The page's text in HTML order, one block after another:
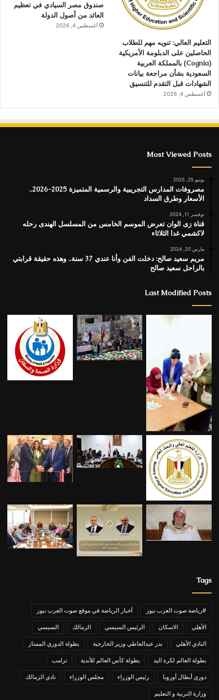
التعليم العالي: تنويه مهم للطلاب
الحاصلين على الدبلومة الأمريكية
(Cognia) بالمملكة العربية
السعودية بشأن مراجعة بيانات
الشهادات قبل التقدم للتنسيق
أغسطس 4, 2026
صندوق مصر السيادي في تعظيم
العائد من أصول الدولة
أغسطس 4, 2026
Most Viewed Posts
يونيو 25, 2025
مصروفات المدارس التجريبية والرسمية المتميزة 2025-2026..
الأسعار وطرق السداد
نوفمبر 11, 2024
قناة زى الوان تعرض الموسم الخامس من المسلسل الهندى رحله
لاكشمي غدا الثلاثاء
مارس 20, 2024
مريم سعيد صالح: دخلت الفن وأنا عندي 37 سنة.. وهذه حقيقة قرابتي
بالراحل سعيد صالح
Last Modified Posts
Tags
#رياضة صوت العرب نيوز أخبار الرياضة في موقع صوت العرب نيوز
الأهلي الاسكان الرئيس السيسي الزمالك السيسي
النادي الأهلي بدر عبدالعاطي وزير الخارجية بطولة الدوري الممتاز
بطولة العالم لكرة اليد بطولة كأس العالم للأندية ترامب
دوري أبطال أوروبا رئيس الوزراء مجلس الوزراء نادي الزمالك
وزارة التربية و التعليم